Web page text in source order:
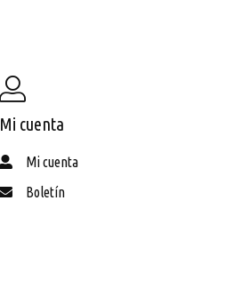
Mi cuenta
Mi cuenta
Boletín